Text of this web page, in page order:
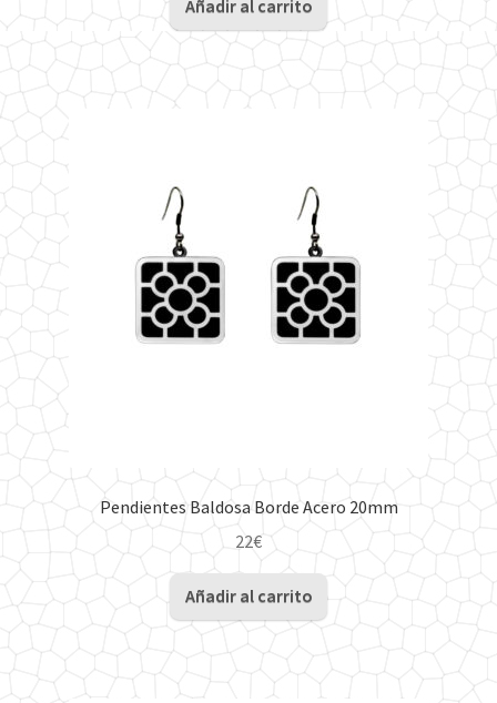
Añadir al carrito
Pendientes Baldosa Borde Acero 20mm
22€
Añadir al carrito